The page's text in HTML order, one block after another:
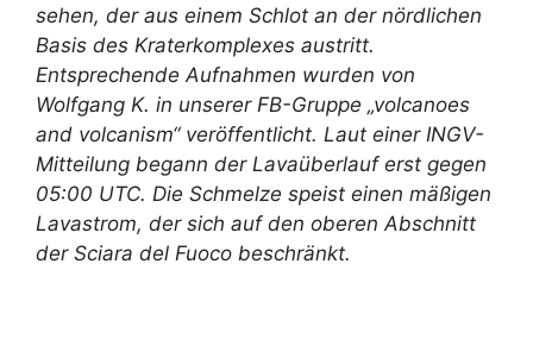
sehen, der aus einem Schlot an der nördlichen
Basis des Kraterkomplexes austritt.
Entsprechende Aufnahmen wurden von
Wolfgang K. in unserer FB-Gruppe „volcanoes
and volcanism“ veröffentlicht. Laut einer INGV-
Mitteilung begann der Lavaüberlauf erst gegen
05:00 UTC. Die Schmelze speist einen mäßigen
Lavastrom, der sich auf den oberen Abschnitt
der Sciara del Fuoco beschränkt.